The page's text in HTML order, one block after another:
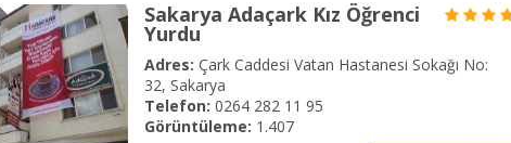
Sakarya Adaçark Kız Öğrenci
Yurdu
Adres: Çark Caddesi Vatan Hastanesi Sokağı No:
32, Sakarya
Telefon: 0264 282 11 95
Görüntüleme: 1.407